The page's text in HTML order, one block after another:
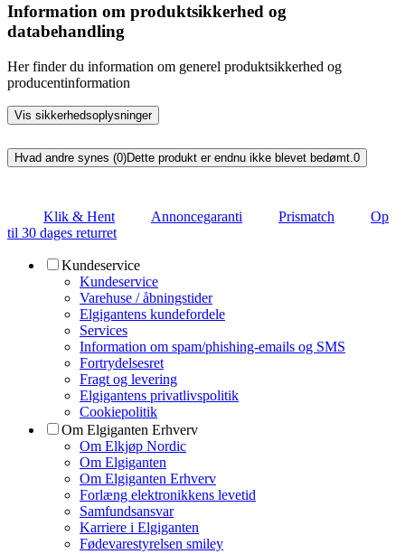
Information om produktsikkerhed og
databehandling
Her finder du information om generel produktsikkerhed og
producentinformation
Vis sikkerhedsoplysninger
Hvad andre synes (0)Dette produkt er endnu ikke blevet bedømt. 0
Klik & Hent Annoncegaranti Prismatch
Op
til 30 dages returret
Kundeservice
Kundeservice
Varehuse / åbningstider
Elgigantens kundefordele
Services
Information om spam/phishing-emails og SMS
Fortrydelsesret
Fragt og levering
Elgigantens privatlivspolitik
Cookiepolitik
Om Elgiganten Erhverv
Om Elkjøp Nordic
Om Elgiganten
Om Elgiganten Erhverv
Forlæng elektronikkens levetid
Samfundsansvar
Karriere i Elgiganten
Fødevarestyrelsen smiley